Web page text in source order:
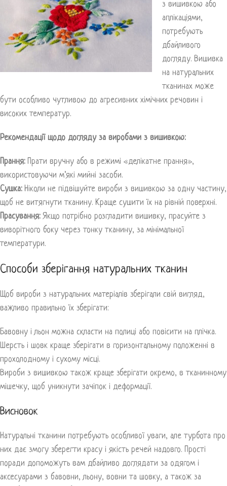
з вишивкою або
аплікаціями,
потребують
дбайливого
догляду. Вишивка
на натуральних
тканинах може
бути особливо чутливою до агресивних хімічних речовин і
високих температур.
Рекомендації щодо догляду за виробами з вишивкою:
Прання:Прати вручну або в режимі «делікатне прання»,
використовуючи м’які мийні засоби.
Сушка:Ніколи не підвішуйте вироби з вишивкою за одну частину,
щоб не витягнути тканину. Краще сушити їх на рівній поверхні.
Прасування:Якщо потрібно розгладити вишивку, прасуйте з
виворітного боку через тонку тканину, за мінімальної
температури.
Способи зберігання натуральних тканин
Щоб вироби з натуральних матеріалів зберігали свій вигляд,
важливо правильно їх зберігати:
Бавовну і льон можна скласти на полиці або повісити на плічка.
Шерсть і шовк краще зберігати в горизонтальному положенні в
прохолодному і сухому місці.
Вироби з вишивкою також краще зберігати окремо, в тканинному
мішечку, щоб уникнути зачіпок і деформації.
Висновок
Натуральні тканини потребують особливої уваги, але турбота про
них дає змогу зберегти красу і якість речей надовго. Прості
поради допоможуть вам дбайливо доглядати за одягом і
аксесуарами з бавовни, льону, вовни та шовку, а також за